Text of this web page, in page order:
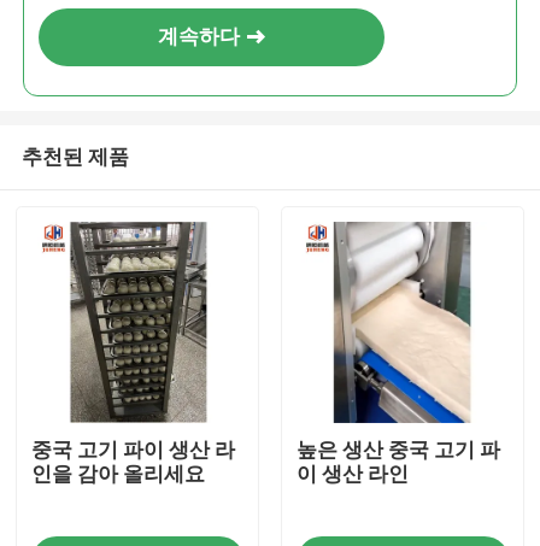
계속하다
추천된 제품
중국 고기 파이 생산 라
인을 감아 올리세요
높은 생산 중국 고기 파
이 생산 라인